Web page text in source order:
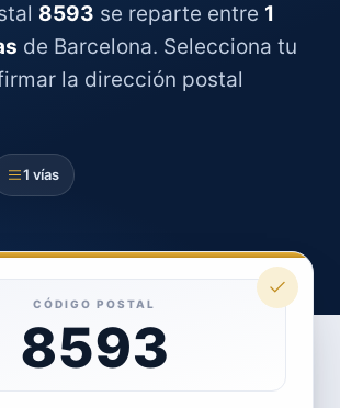
8593 se reparte entre 1
de Barcelona. Selecciona tu
la dirección postal
1 vías
CÓDIGO POSTAL
8593